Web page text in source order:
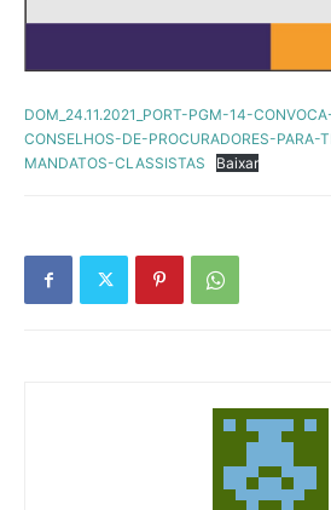
DOM_24.11.2021_PORT-PGM-14-
CONSELHOS-DE-PROCURADORES-PARA-
MANDATOS-CLASSISTAS
Baixar